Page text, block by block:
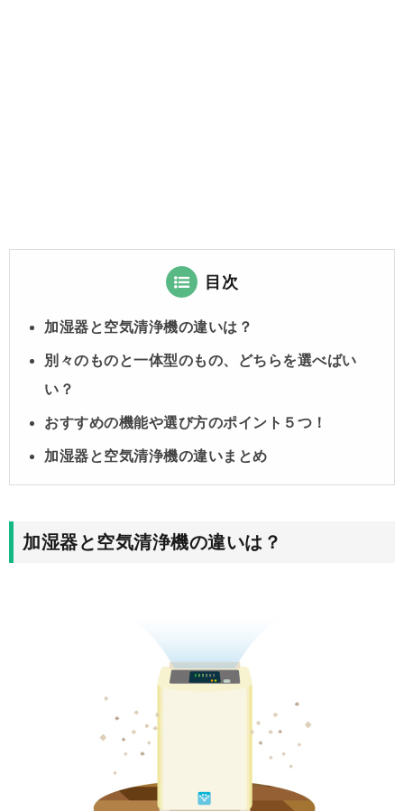
目次
加湿器と空気清浄機の違いは？
別々のものと一体型のもの、どちらを選べばい
い？
おすすめの機能や選び方のポイント５つ！
加湿器と空気清浄機の違いまとめ
加湿器と空気清浄機の違いは？